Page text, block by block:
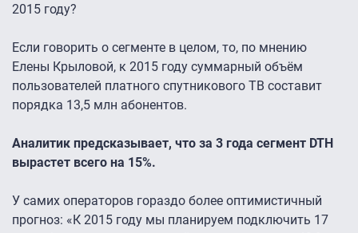
2015 году?
Если говорить о сегменте в целом, то, по мнению
Елены Крыловой, к 2015 году суммарный объём
пользователей платного спутникового ТВ составит
порядка 13,5 млн абонентов.
Аналитик предсказывает, что за 3 года сегмент DTH
вырастет всего на 15%.
У самих операторов гораздо более оптимистичный
прогноз: «К 2015 году мы планируем подключить 17